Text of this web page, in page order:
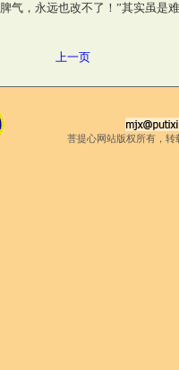
脾气，永远也改不了！”其实虽是
上一页
菩提心网站版权所有，